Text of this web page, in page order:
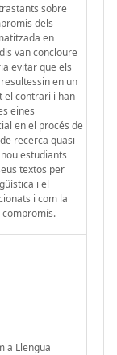
sobre
dels
en
van concloure
evitar que els
en un
el contrari i han
eines
en el procés de
recerca quasi
estudiants
textos per
i el
i com la
a Llengua